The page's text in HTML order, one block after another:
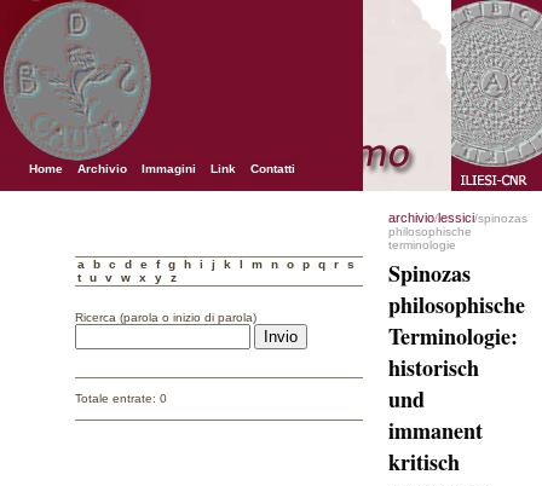
Home Archivio Immagini Link Contatti
a b c d e f g h i j k l m n o p q r
s
t
u v w x y z
Ricerca (parola o inizio di parola)
Totale entrate: 0
archivio/lessici/spinozas
philosophische
terminologie
Spinozas
philosophische
Terminologie:
historisch
und
immanent
kritisch